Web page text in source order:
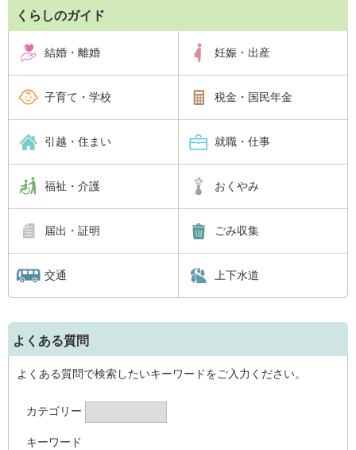
くらしのガイド
結婚・離婚 妊娠・出産
子育て・学校 税金・国民年金
引越・住まい 就職・仕事
福祉・介護 おくやみ
届出・証明 ごみ収集
交通 上下水道
よくある質問
よくある質問で検索したいキーワードをご入力ください。
カテゴリー
キーワード